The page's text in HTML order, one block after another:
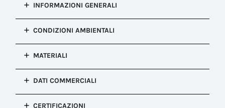
INFORMAZIONI GENERALI
installazione
Tappo di chiusura
Configurazione
Colore
CONDIZIONI AMBIENTALI
protezione IP
IP66, IP68
Resistenza alla
MATERIALI
PA66 UL94 V2|Silicone
DATI COMMERCIALI
CERTIFICAZIONI